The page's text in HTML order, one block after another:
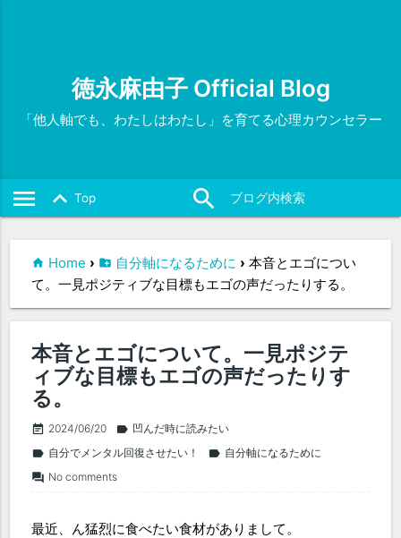
徳永麻由子 Official Blog
「他人軸でも、わたしはわたし」を育てる心理カウンセラー
menu keyboard_arrow_up Top search
Home › 自分軸になるために › 本音とエゴについ
て。一見ポジティブな目標もエゴの声だったりする。
本音とエゴについて。一見ポジテ
ィブな目標もエゴの声だったりす
る。
event_note 2024/06/20 label 凹んだ時に読みたい
label 自分でメンタル回復させたい！ label 自分軸になるために
forum No comments
最近、ん猛烈に食べたい食材がありまして。